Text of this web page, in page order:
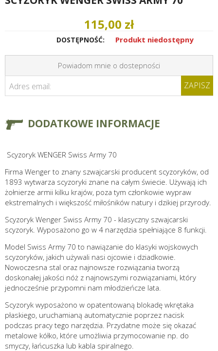
115,00 zł
DOSTĘPNOŚĆ: Produkt niedostępny
Powiadom mnie o dostepności
Adres email: ZAPISZ
DODATKOWE INFORMACJE
Scyzoryk WENGER Swiss Army 70
Firma Wenger to znany szwajcarski producent scyzoryków, od
1893 wytwarza scyzoryki znane na całym świecie. Używają ich
żołnierze armii kilku krajów, poza tym członkowie wypraw
ekstremalnych i większość miłośników natury i dzikiej przyrody.
Scyzoryk Wenger Swiss Army 70 - klasyczny szwajcarski
scyzoryk. Wyposażono go w 4 narzędzia spełniające 8 funkcji.
Model Swiss Army 70 to nawiązanie do klasyki wojskowych
scyzoryków, jakich używali nasi ojcowie i dziadkowie.
Nowoczesna stal oraz najnowsze rozwiązania tworzą
doskonałej jakości nóż z najnowszymi rozwiązaniami, który
jednocześnie przypomni nam młodzieńcze lata.
Scyzoryk wyposażono w opatentowaną blokadę wkrętaka
płaskiego, uruchamianą automatycznie poprzez nacisk
podczas pracy tego narzędzia. Przydatne może się okazać
metalowe kółko, które umożliwia przymocowanie np. do
smyczy, łańcuszka lub kabla spiralnego.